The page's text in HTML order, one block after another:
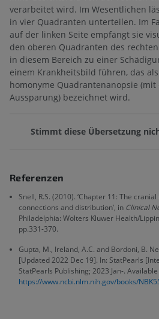
verarbeitet wird. Im Wesentlichen
in vier Quadranten unterteilen. Im
auf der linken Seite empfängt sie
den oberen Quadranten des
in diesem Bereich zu einer
einem Krankheitsbild führen, das
homonyme Quadrantenanopsie
Aussparung) bezeichnet wird.
Stimmt diese Übersetzung
Referenzen
Snell, R.S. (2010). ‘Chapter 11: The
connections and distribution’, in Clinical
Philadelphia: Wolters Kluwer Health/
pp.331-370.
Gupta, M., Ireland, A.C. and Bordoni, B.
[Updated 2022 Dec 19]. In: StatPearls
StatPearls Publishing; 2023 Jan-.
https://www.ncbi.nlm.nih.gov/books/